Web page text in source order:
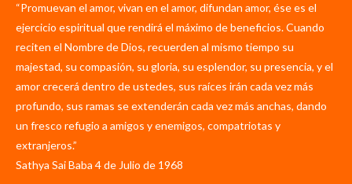
“Promuevan el amor, vivan en el amor, difundan amor, ése es el
ejercicio espiritual que rendirá el máximo de beneficios. Cuando
reciten el Nombre de Dios, recuerden al mismo tiempo su
majestad, su compasión, su gloria, su esplendor, su presencia, y el
amor crecerá dentro de ustedes, sus raíces irán cada vez más
profundo, sus ramas se extenderán cada vez más anchas, dando
un fresco refugio a amigos y enemigos, compatriotas y
extranjeros.”
Sathya Sai Baba 4 de Julio de 1968